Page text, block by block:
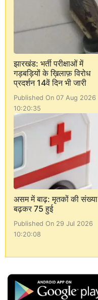
झारखंड: भर्ती परीक्षाओं में
गड़बड़ियों के ख़िलाफ़ विरोध
प्रदर्शन 14वें दिन भी जारी
Published On 07 Aug 2026
10:20:35
असम में बाढ़: मृतकों की संख्या
बढ़कर 75 हुई
Published On 29 Jul 2026
10:20:08